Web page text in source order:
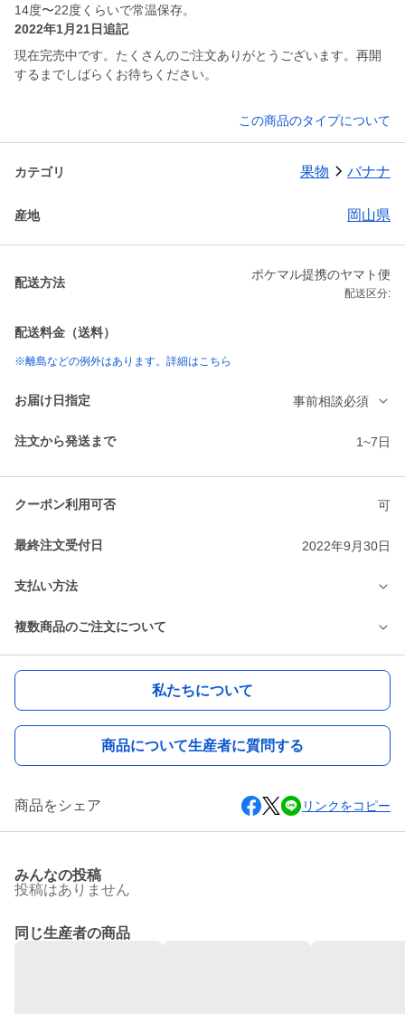
14度〜22度くらいで常温保存。
2022年1月21日追記
現在完売中です。たくさんのご注文ありがとうございます。再開
するまでしばらくお待ちください。
この商品のタイプについて
カテゴリ 果物 バナナ
産地 岡山県
配送方法
ポケマル提携のヤマト便
配送区分:
配送料金（送料）
※離島などの例外はあります。詳細はこちら
お届け日指定 事前相談必須
注文から発送まで 1~7日
クーポン利用可否 可
最終注文受付日 2022年9月30日
支払い方法
複数商品のご注文について
私たちについて
商品について生産者に質問する
商品をシェア リンクをコピー
みんなの投稿
投稿はありません
同じ生産者の商品